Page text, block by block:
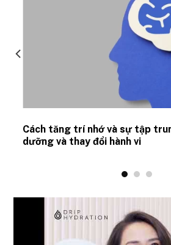
Cách tăng trí nhớ và sự tập
dưỡng và thay đổi hành vi